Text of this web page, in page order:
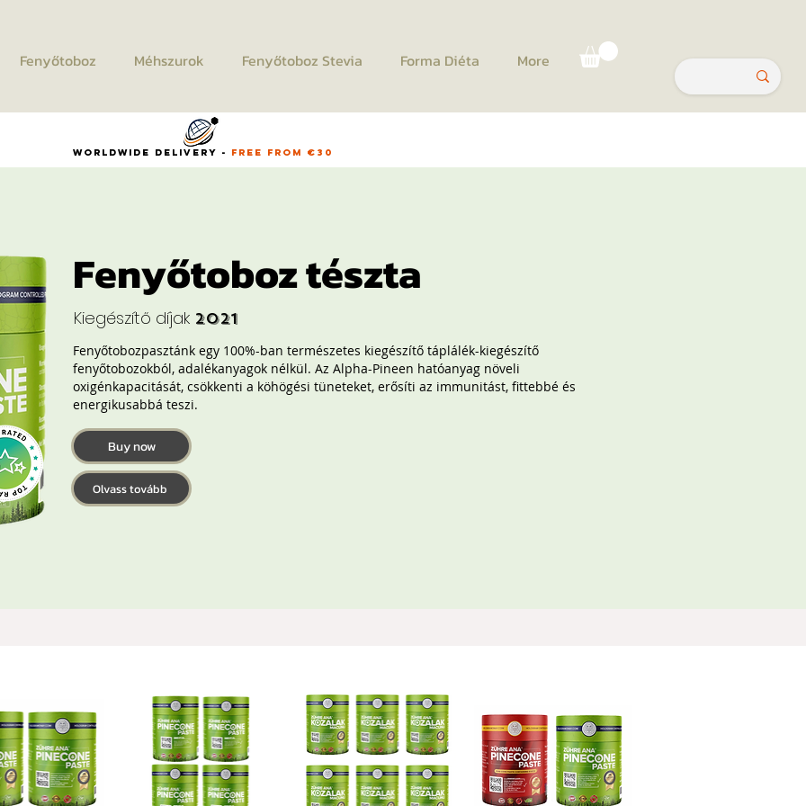
Fenyőtoboz Méhszurok Fenyőtoboz Stevia Forma Diéta More
WORLDWIDE DELIVERY - FREE FROM €30
Fenyőtoboz tészta
Kiegészítő díjak 2021
Fenyőtobozpasztánk egy 100%-ban természetes kiegészítő táplálék-kiegészítő
fenyőtobozokból, adalékanyagok nélkül. Az Alpha-Pineen hatóanyag növeli
oxigénkapacitását, csökkenti a köhögési tüneteket, erősíti az immunitást, fittebbé és
energikusabbá teszi.
Buy now
Olvass tovább